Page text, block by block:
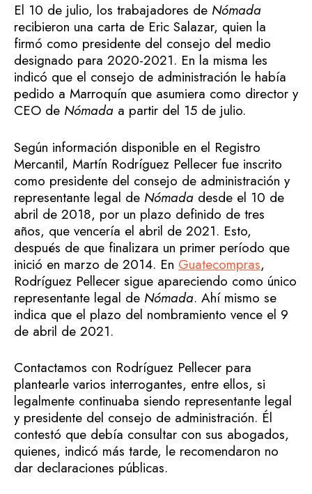
El 10 de julio, los trabajadores de Nómada
recibieron una carta de Eric Salazar, quien la
firmó como presidente del consejo del medio
designado para 2020-2021. En la misma les
indicó que el consejo de administración le había
pedido a Marroquín que asumiera como director y
CEO de Nómada a partir del 15 de julio.
Según información disponible en el Registro
Mercantil, Martín Rodríguez Pellecer fue inscrito
como presidente del consejo de administración y
representante legal de Nómada desde el 10 de
abril de 2018, por un plazo definido de tres
años, que vencería el abril de 2021. Esto,
después de que finalizara un primer período que
inició en marzo de 2014. En Guatecompras,
Rodríguez Pellecer sigue apareciendo como único
representante legal de Nómada. Ahí mismo se
indica que el plazo del nombramiento vence el 9
de abril de 2021.
Contactamos con Rodríguez Pellecer para
plantearle varios interrogantes, entre ellos, si
legalmente continuaba siendo representante legal
y presidente del consejo de administración. Él
contestó que debía consultar con sus abogados,
quienes, indicó más tarde, le recomendaron no
dar declaraciones públicas.